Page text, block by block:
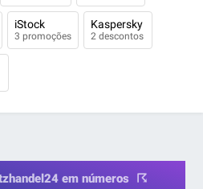
iStock
3 promoções
Kaspersky
2 descontos
em números